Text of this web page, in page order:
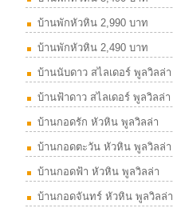
บ้านพักหัวหิน 2,990 บาท
บ้านพักหัวหิน 2,490 บาท
บ้านนับดาว สไลเดอร์ พูลวิลล่า
บ้านฟ้าดาว สไลเดอร์ พูลวิลล่า
บ้านกอดรัก หัวหิน พูลวิลล่า
บ้านกอดตะวัน หัวหิน พูลวิลล่า
บ้านกอดฟ้า หัวหิน พูลวิลล่า
บ้านกอดจันทร์ หัวหิน พูลวิลล่า